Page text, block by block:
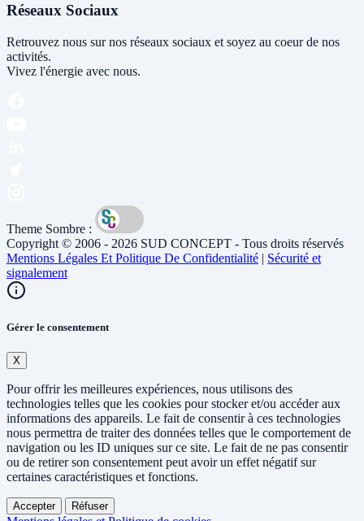
Réseaux Sociaux
Retrouvez nous sur nos réseaux sociaux et soyez au coeur de nos
activités.
Vivez l'énergie avec nous.
Theme Sombre :
Copyright © 2006 - 2026 SUD CONCEPT - Tous droits réservés
Mentions Légales Et Politique De Confidentialité | Sécurité et
signalement
Gérer le consentement
X
Pour offrir les meilleures expériences, nous utilisons des
technologies telles que les cookies pour stocker et/ou accéder aux
informations des appareils. Le fait de consentir à ces technologies
nous permettra de traiter des données telles que le comportement de
navigation ou les ID uniques sur ce site. Le fait de ne pas consentir
ou de retirer son consentement peut avoir un effet négatif sur
certaines caractéristiques et fonctions.
Accepter Réfuser